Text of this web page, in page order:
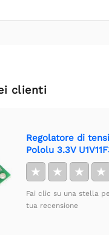
clienti
Regolatore di
Pololu 3.3V
★ ★ ★ ★
Fai clic su una stella
tua recensione